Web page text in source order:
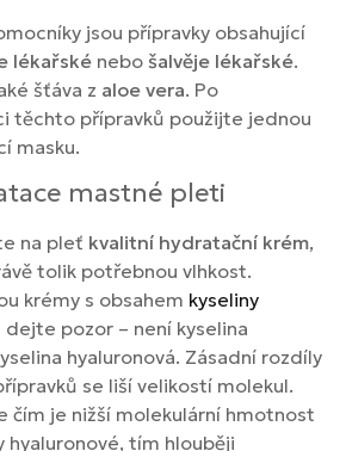
jsou přípravky obsahující
lékařské nebo šalvěje lékařské.
šťáva z aloe vera. Po
těchto přípravků použijte jednou
masku.
mastné pleti
na pleť kvalitní hydratační krém,
tolik potřebnou vlhkost.
krémy s obsahem kyseliny
dejte pozor – není kyselina
hyaluronová. Zásadní rozdíly
se liší velikostí molekul.
čím je nižší molekulární hmotnost
hyaluronové, tím hlouběji